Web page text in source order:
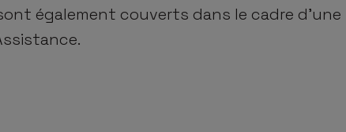
également couverts dans le cadre d'une